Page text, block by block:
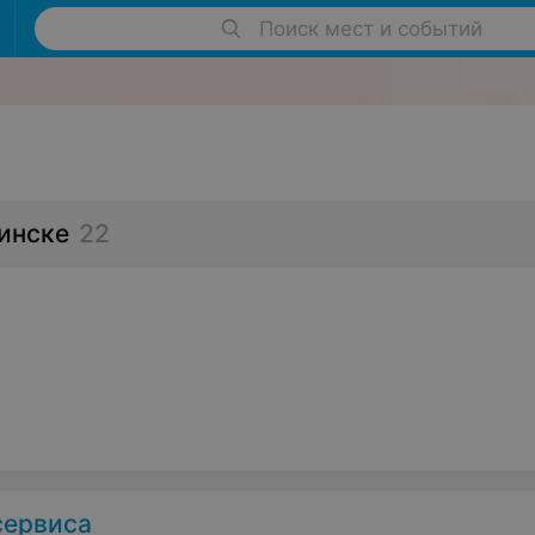
Поиск мест и событий
22